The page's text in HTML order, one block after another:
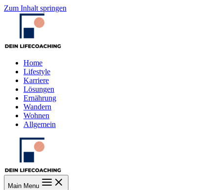
Zum Inhalt springen
Home
Lifestyle
Karriere
Lösungen
Ernährung
Wandern
Wohnen
Allgemein
Main Menu